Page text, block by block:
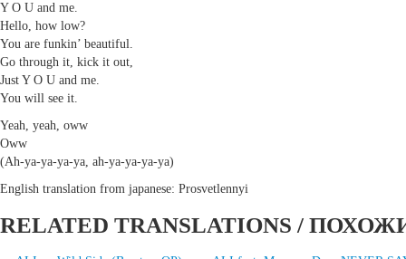
Y O U and me.
Hello, how low?
You are funkin’ beautiful.
Go through it, kick it out,
Just Y O U and me.
You will see it.
Yeah, yeah, oww
Oww
(Ah-ya-ya-ya-ya, ah-ya-ya-ya-ya)
English translation from japanese: Prosvetlennyi
RELATED TRANSLATIONS /